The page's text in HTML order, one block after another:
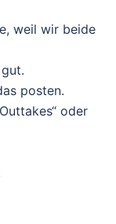
weil wir beide
posten.
oder